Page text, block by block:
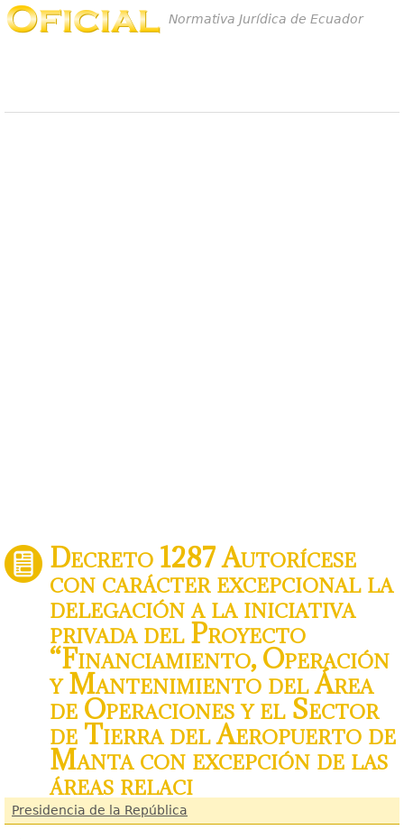
Normativa Jurídica de Ecuador
Decreto 1287 Autorícese
con carácter excepcional la
delegación a la iniciativa
privada del Proyecto
“Financiamiento, Operación
y Mantenimiento del Área
de Operaciones y el Sector
de Tierra del Aeropuerto de
Manta con excepción de las
áreas relaci
Presidencia de la República